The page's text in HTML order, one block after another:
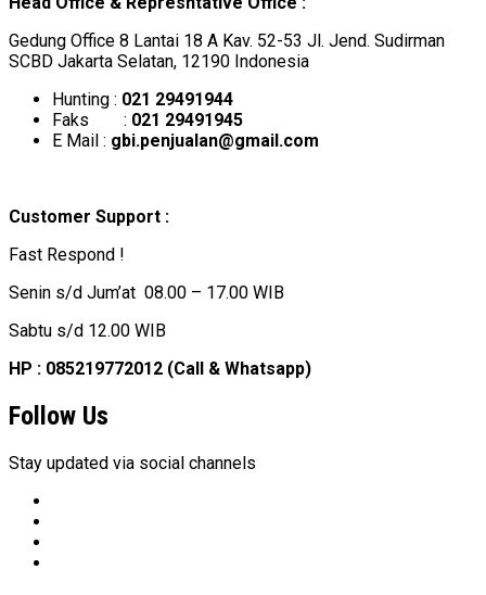
Gedung Office 8 Lantai 18 A Kav. 52-53 Jl. Jend. Sudirman
SCBD Jakarta Selatan, 12190 Indonesia
Hunting : 021 29491944
Faks : 021 29491945
E Mail : gbi.penjualan@gmail.com
Customer Support :
Fast Respond !
Senin s/d Jum’at 08.00 – 17.00 WIB
Sabtu s/d 12.00 WIB
HP : 085219772012 (Call & Whatsapp)
Follow Us
Stay updated via social channels